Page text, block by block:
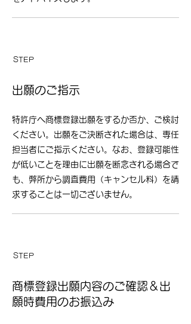
​STEP
出願のご指示
​特許庁へ商標登録出願をするか否か、ご検討
ください。出願をご決断された場合は、専任
担当者にご指示ください。なお、登録可能性
が低いことを理由に出願を断念される場合で
も、弊所から調査費用（キャンセル料）を請
求することは一切ございません。
​STEP
​商標登録出願内容のご確認＆出
願時費用のお振込み